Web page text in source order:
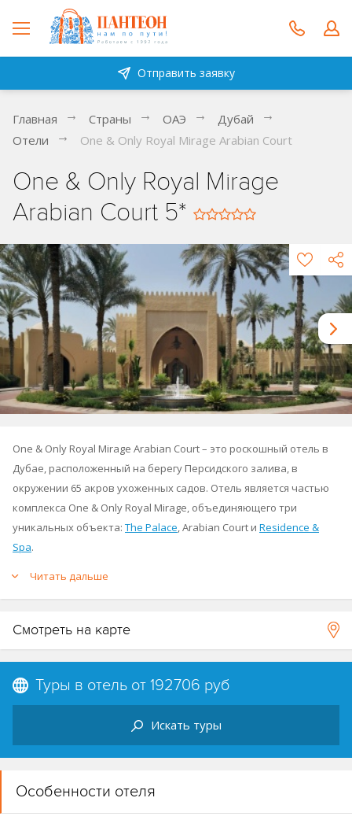
Отправить заявку
Главная Страны ОАЭ
Дубай
Отели
One & Only Royal Mirage Arabian Court
One & Only Royal Mirage
Arabian Court 5*
One & Only Royal Mirage Arabian Court – это роскошный отель в
Дубае, расположенный на берегу Персидского залива, в
окружении 65 акров ухоженных садов. Отель является частью
комплекса One & Only Royal Mirage, объединяющего три
уникальных объекта: The Palace, Arabian Court и Residence &
Spa.
Arabian Court очаровывает своей архитектурой в восточном
арабскими элементами. Это место, где современная роскошь
См.карту комплекса
Новость от 20.07.2026:завершены работы по техническому
обслуживанию, и бассейн Arabian Court Pool вновь открыт для
гостей. В связи с этим прекращено действие временной
предоставлявшейся на период проведения работ.
Читать дальше
Смотреть на карте
Туры в отель от 192706 руб
Искать туры
Особенности отеля